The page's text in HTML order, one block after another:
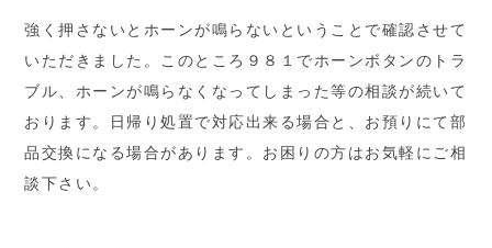
強く押さないとホーンが鳴らないということで確認させて
いただきました。このところ９８１でホーンボタンのトラ
ブル、ホーンが鳴らなくなってしまった等の相談が続いて
おります。日帰り処置で対応出来る場合と、お預りにて部
品交換になる場合があります。お困りの方はお気軽にご相
談下さい。